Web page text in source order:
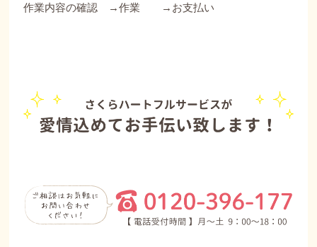
作業内容の確認 →作業 →お支払い